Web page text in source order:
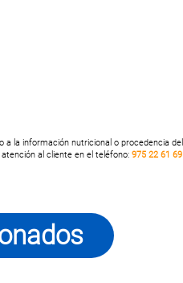
la información nutricional o procedencia del
al cliente en el teléfono: 975 22 61 69